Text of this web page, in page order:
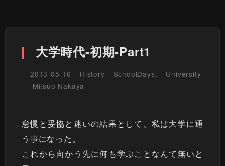
大学時代-初期-Part1
2013-05-16 History SchoolDays,
University
Mitsuo Nakaya
怠慢と妥協と迷いの結果として、私は大学に通
う事になった。
これから向かう先に何も学ぶことなんて無いと